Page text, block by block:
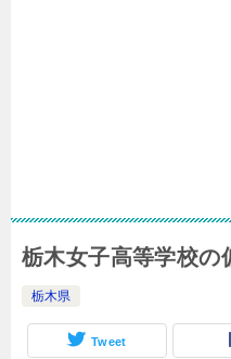
栃木女子高等学校の
栃木県
Tweet